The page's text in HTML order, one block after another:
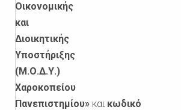
Οικονομικής
και
Διοικητικής
Υποστήριξης
(Μ.Ο.Δ.Υ.)
Χαροκοπείου
Πανεπιστημίου» και κωδικό